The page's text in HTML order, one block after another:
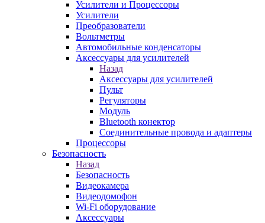
Усилители и Процессоры
Усилители
Преобразователи
Вольтметры
Автомобильные конденсаторы
Аксессуары для усилителей
Назад
Аксессуары для усилителей
Пульт
Регуляторы
Модуль
Bluetooth конектор
Соединительные провода и адаптеры
Процессоры
Безопасность
Назад
Безопасность
Видеокамера
Видеодомофон
Wi-Fi оборудование
Аксессуары